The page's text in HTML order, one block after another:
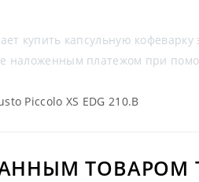
купить капсульную
наложенным платежом при
Piccolo XS EDG 210.B
ТОВАРОМ